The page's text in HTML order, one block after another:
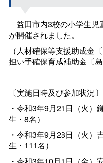
益田市内3校の小学生児
が開催されました。
（人材確保等支援助成金
担い手確保育成補助金〔島
〔実施日時及び参加状況〕
・令和3年9月21日（火）
生・8名）
・令和3年9月28日（火）
生・111名）
・令和3年10月1日（金）